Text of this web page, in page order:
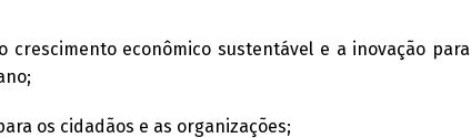
econômico sustentável e a inovação para
os cidadãos e as organizações;